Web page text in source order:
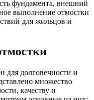
фундамента, внешний
выполнение отмостки
для жильцов и
для долговечности и
множество
качеству и